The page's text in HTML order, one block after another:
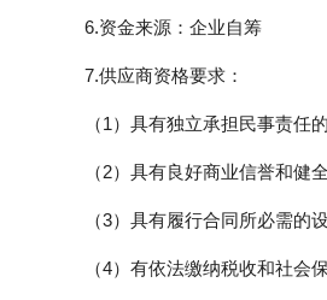
         6.资金来源：企业自筹
         7.供应商资格要求：
（1）具有独立承担民事责任
（2）具有良好商业信誉和
（3）具有履行合同所必
（4）有依法缴纳税收和